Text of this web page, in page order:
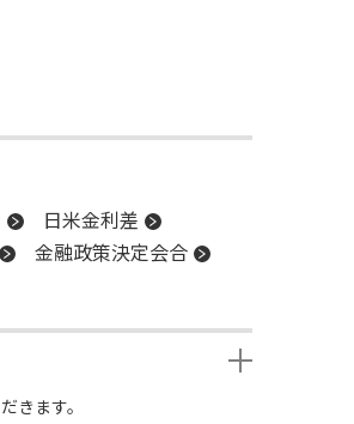
日米金利差
金融政策決定会合
きます。